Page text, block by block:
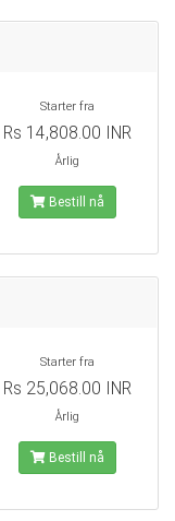
Starter fra
Rs 14,808.00 INR
Årlig
Bestill nå
Starter fra
Rs 25,068.00 INR
Årlig
Bestill nå